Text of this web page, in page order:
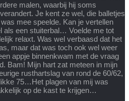
malen, waarbij hij soms
Je kent ze wel, die balletjes
mee speelde. Kan je vertellen
als een stuiterbal… Voelde me tot
relaxt. Was wel verbaasd dat het
maar dat was toch ook wel weer
appje binnenkwam met de vraag
Bam! Mijn hart zat meteen in mijn
rusthartslag van rond de 60/62,
75…Het plagen van mij was
op de kast te krijgen…